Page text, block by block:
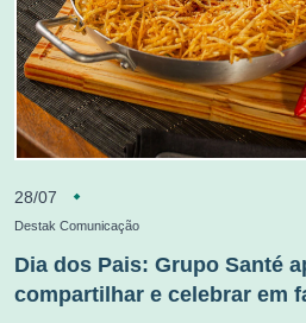
28/07
Destak Comunicação
Dia dos Pais: Grupo Santé
compartilhar e celebrar em